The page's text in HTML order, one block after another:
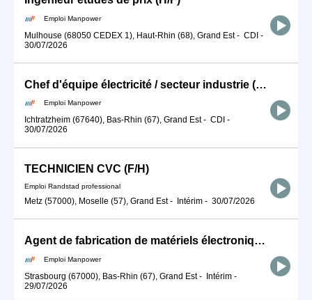
Emploi Manpower
Mulhouse (68050 CEDEX 1), Haut-Rhin (68), Grand Est- CDI -
30/07/2026
Chef d'équipe électricité / secteur industrie (H/F)
Emploi Manpower
Ichtratzheim (67640), Bas-Rhin (67), Grand Est- CDI -
30/07/2026
TECHNICIEN CVC (F/H)
Emploi Randstad professional
Metz (57000), Moselle (57), Grand Est- Intérim - 30/07/2026
Agent de fabrication de matériels électroniques en équipe matin (H/F)
Emploi Manpower
Strasbourg (67000), Bas-Rhin (67), Grand Est- Intérim -
29/07/2026